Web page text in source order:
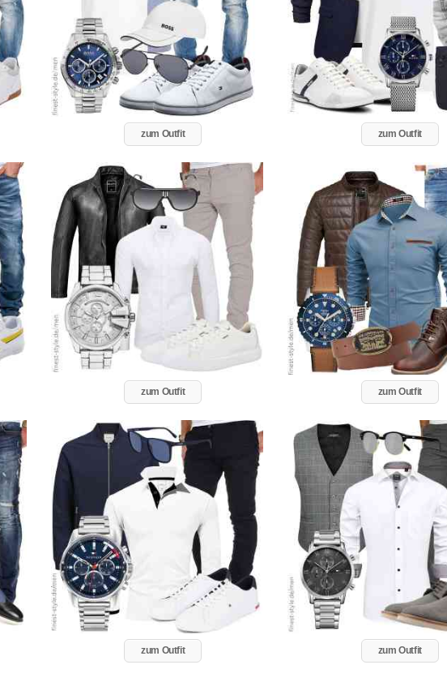
zum Outfit zum Outfit
zum Outfit zum Outfit
zum Outfit zum Outfit